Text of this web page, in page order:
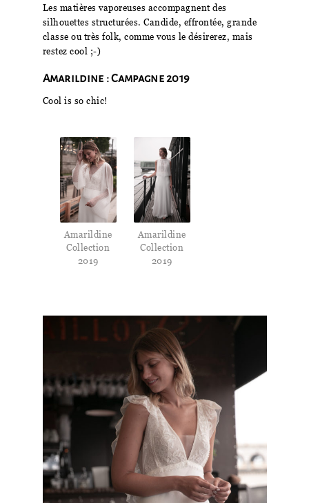
Les matières vaporeuses accompagnent des
silhouettes structurées. Candide, effrontée, grande
classe ou très folk, comme vous le désirerez, mais
restez cool ;-)
Amarildine : Campagne 2019
Cool is so chic!
Amarildine
Collection
2019
Amarildine
Collection
2019